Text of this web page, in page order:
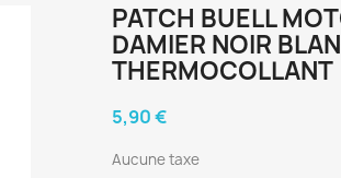
PATCH BUELL
DAMIER NOIR
THERMOCOLLANT
5,90 €
Aucune taxe